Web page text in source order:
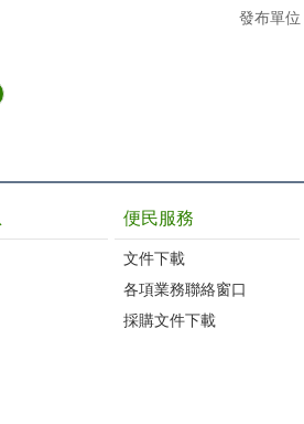
發布單
便民服務
文件下載
各項業務聯絡窗口
採購文件下載